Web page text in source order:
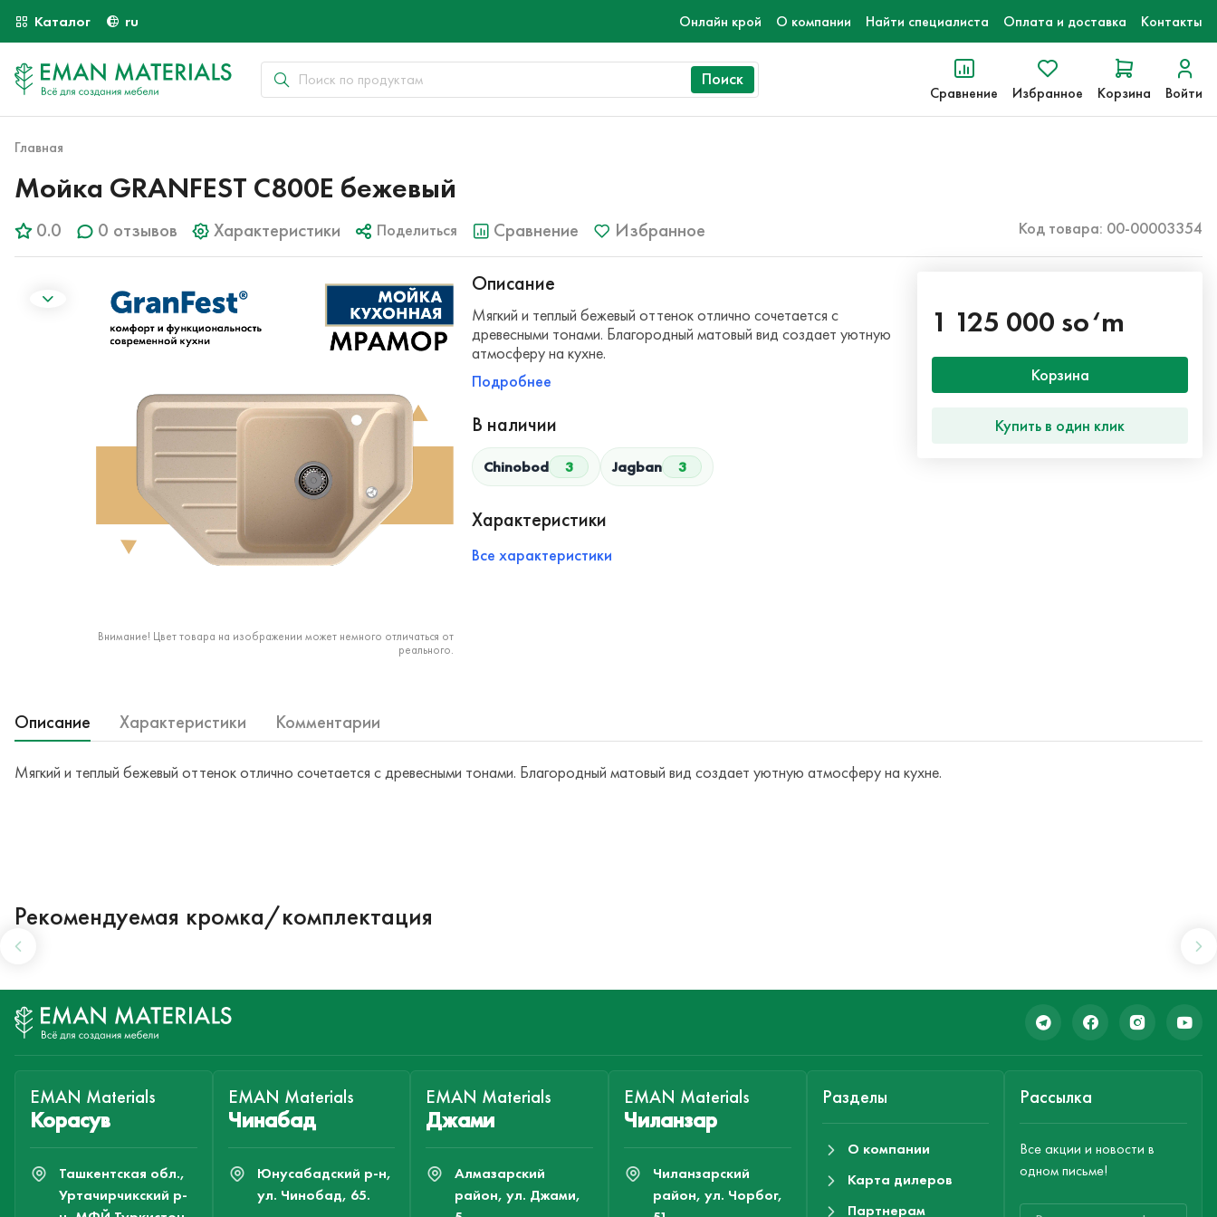
Каталог ru Онлайн крой О компании Найти специалиста Оплата и доставка Контакты
Поиск
Сравнение Избранное Корзина Войти
Главная
Мойка GRANFEST C800E бежевый
0.0 0 отзывов Характеристики Поделиться Сравнение Избранное Код товара: 00-00003354
Внимание! Цвет товара на изображении может немного отличаться от
реального.
Описание
Мягкий и теплый бежевый оттенок отлично сочетается с
древесными тонами. Благородный матовый вид создает уютную
атмосферу на кухне.
Подробнее
В наличии
Chinobod 3 Jagban 3
Характеристики
Все характеристики
1 125 000 so‘m
Корзина
Купить в один клик
Описание Характеристики Комментарии
Мягкий и теплый бежевый оттенок отлично сочетается с древесными тонами. Благородный матовый вид создает уютную атмосферу на кухне.
Рекомендуемая кромка/комплектация
EMAN Materials
Корасув
Ташкентская обл.,
Уртачирчикский р-
EMAN Materials
Чинабад
Юнусабадский р-н,
ул. Чинобад, 65.
EMAN Materials
Джами
Алмазарский
район, ул. Джами,
EMAN Materials
Чиланзар
Чиланзарский
район, ул. Чорбог,
Разделы
О компании
Карта дилеров
Партнерам
Рассылка
Все акции и новости в
одном письме!